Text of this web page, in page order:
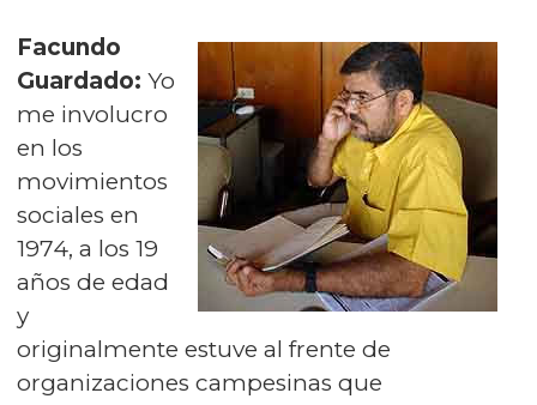
Facundo
Guardado: Yo
me involucro
en los
movimientos
sociales en
1974, a los 19
años de edad
y
originalmente estuve al frente de
organizaciones campesinas que